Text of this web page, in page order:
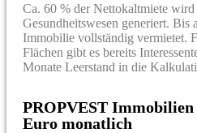
Ca. 60 % der Nettokaltmiete
Gesundheitswesen generiert.
Immobilie vollständig vermietet.
Flächen gibt es bereits
Monate Leerstand in die
PROPVEST Immobilien
Euro monatlich